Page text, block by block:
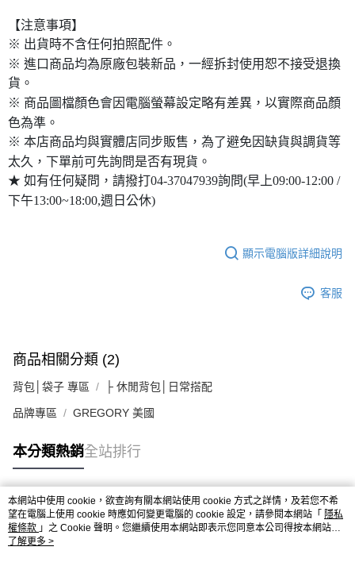
【注意事項】
※ 出貨時不含任何拍照配件。
※ 進口商品均為原廠包裝新品，一經拆封使用恕不接受退換
貨。
※ 商品圖檔顏色會因電腦螢幕設定略有差異，以實際商品顏
色為準。
※ 本店商品均與實體店同步販售，為了避免因缺貨與調貨等
太久，下單前可先詢問是否有現貨。
★ 如有任何疑問，請撥打04-37047939詢問(早上09:00-12:00 /
下午13:00~18:00,週日公休)
顯示電腦版詳細說明
客服
商品相關分類 (2)
背包│袋子 專區 ├ 休閒背包│日常搭配
品牌專區 GREGORY 美國
本分類熱銷全站排行
熱門標籤
本網站中使用 cookie，欲查詢有關本網站使用 cookie 方式之詳情，及若您不希
望在電腦上使用 cookie 時應如何變更電腦的 cookie 設定，請參閱本網站「 隱私
權條款 」之 Cookie 聲明。您繼續使用本網站即表示您同意本公司得按本網站使
用條款之 Cookie 聲明使用 cookie。
了解更多 >